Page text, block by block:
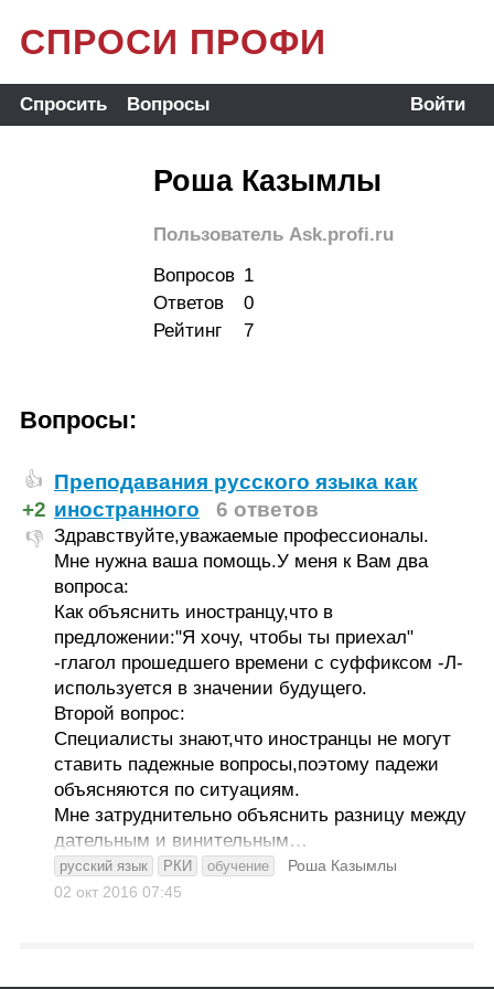
СПРОСИ ПРОФИ
Спросить Вопросы Войти
Роша Казымлы
Пользователь Ask.profi.ru
Вопросов 1
Ответов
0
Рейтинг
7
Вопросы:
👍
+2
👎
Преподавания русского языка как
иностранного
6 ответов
Здравствуйте,уважаемые профессионалы.
Мне нужна ваша помощь.У меня к Вам два
вопроса:
Как объяснить иностранцу,что в
предложении:"Я хочу, чтобы ты приехал"
-глагол прошедшего времени с суффиксом -Л-
используется в значении будущего.
Второй вопрос:
Специалисты знают,что иностранцы не могут
ставить падежные вопросы,поэтому падежи
объясняются по ситуациям.
Мне затруднительно объяснить разницу между
дательным и винительным…
русский язык РКИ обучение
Роша Казымлы
02 окт 2016 07:45